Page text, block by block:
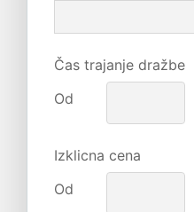
Čas trajanje dražbe
Od
Izklicna cena
Od